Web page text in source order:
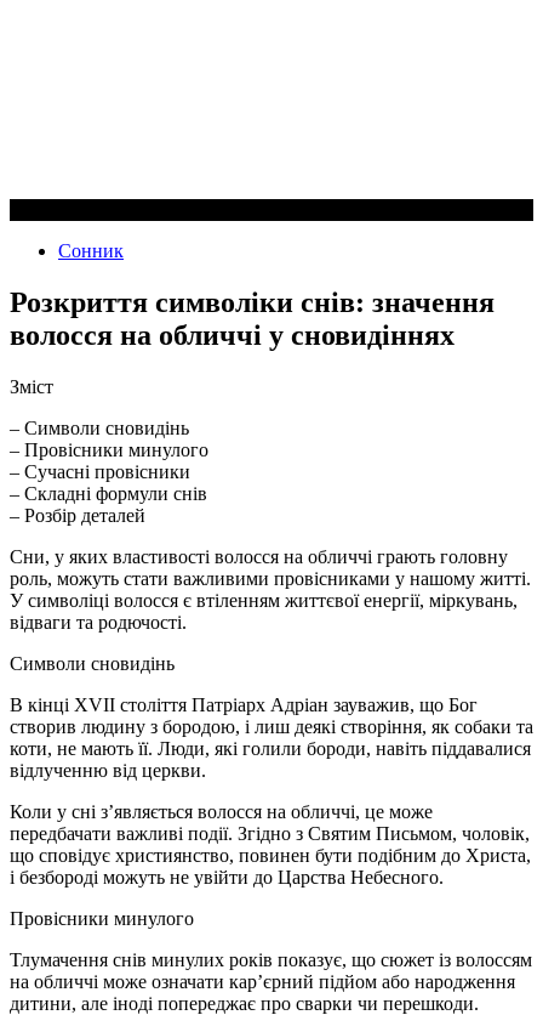
Сонник
Розкриття символіки снів: значення
волосся на обличчі у сновидіннях
Зміст
– Символи сновидінь
– Провісники минулого
– Сучасні провісники
– Складні формули снів
– Розбір деталей
Сни, у яких властивості волосся на обличчі грають головну
роль, можуть стати важливими провісниками у нашому житті.
У символіці волосся є втіленням життєвої енергії, міркувань,
відваги та родючості.
Символи сновидінь
В кінці XVII століття Патріарх Адріан зауважив, що Бог
створив людину з бородою, і лиш деякі створіння, як собаки та
коти, не мають її. Люди, які голили бороди, навіть піддавалися
відлученню від церкви.
Коли у сні з’являється волосся на обличчі, це може
передбачати важливі події. Згідно з Святим Письмом, чоловік,
що сповідує християнство, повинен бути подібним до Христа,
і безбороді можуть не увійти до Царства Небесного.
Провісники минулого
Тлумачення снів минулих років показує, що сюжет із волоссям
на обличчі може означати кар’єрний підйом або народження
дитини, але іноді попереджає про сварки чи перешкоди.